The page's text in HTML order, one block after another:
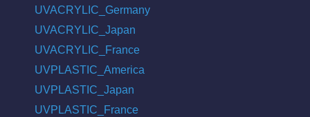
UVACRYLIC_Germany
UVACRYLIC_Japan
UVACRYLIC_France
UVPLASTIC_America
UVPLASTIC_Japan
UVPLASTIC_France